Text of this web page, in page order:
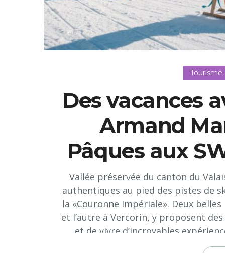
Des vacances
Armand
Pâques aux
Vallée préservée du canton du
authentiques au pied des pistes de
la «Couronne Impériale». Deux belles
et l’autre à Vercorin, y proposent
et de vivre d’incroyables